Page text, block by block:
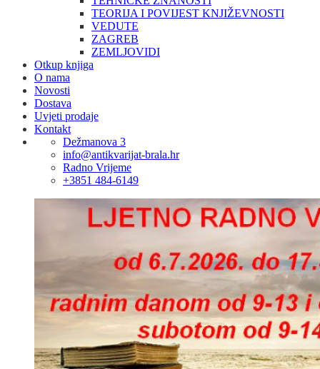
TEORIJA I POVIJEST KNJIŽEVNOSTI
VEDUTE
ZAGREB
ZEMLJOVIDI
Otkup knjiga
O nama
Novosti
Dostava
Uvjeti prodaje
Kontakt
Dežmanova 3
info@antikvarijat-brala.hr
Radno Vrijeme
+3851 484-6149